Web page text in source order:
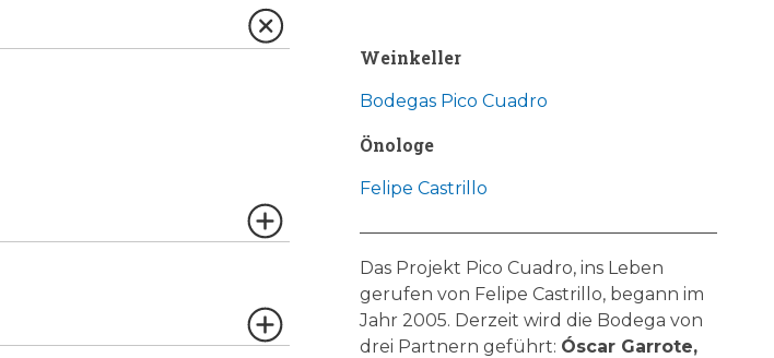
Weinkeller
Bodegas Pico Cuadro
Önologe
Felipe Castrillo
Das Projekt Pico Cuadro, ins Leben
gerufen von Felipe Castrillo, begann im
Jahr 2005. Derzeit wird die Bodega von
drei Partnern geführt: Óscar Garrote,